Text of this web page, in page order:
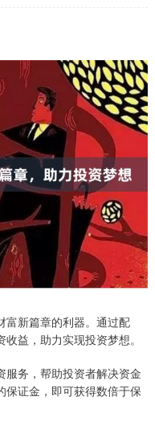
富新篇章的利器。通过配
益，助力实现投资梦想。
服务，帮助投资者解决资金
保证金，即可获得数倍于保